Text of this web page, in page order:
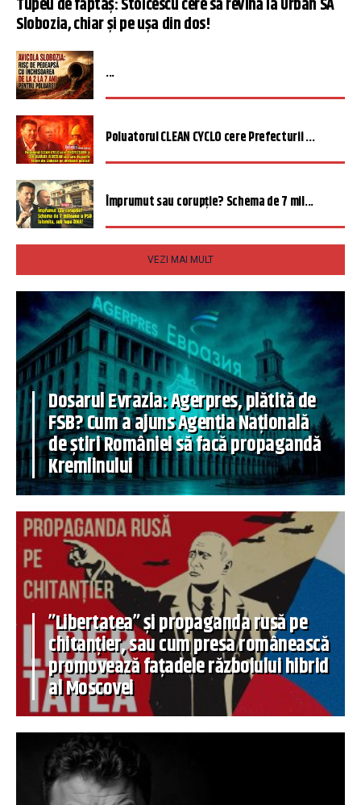
Tupeu de făptaș: Stoicescu cere să revină la Urban SA
Slobozia, chiar și pe ușa din dos!
...
Poluatorul CLEAN CYCLO cere Prefecturii ...
Împrumut sau corupție? Schema de 7 mil...
VEZI MAI MULT
Dosarul Evrazia: Agerpres, plătită de
FSB? Cum a ajuns Agenția Națională
de știri României să facă propagandă
Kremlinului
”Libertatea” și propaganda rusă pe
chitanțier, sau cum presa românească
promovează fațadele războiului hibrid
al Moscovei